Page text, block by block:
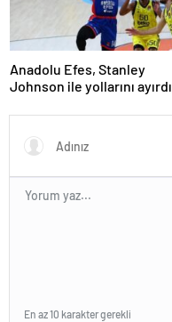
Anadolu Efes, Stanley
Johnson ile yollarını ayırdı
En az 10 karakter gerekli